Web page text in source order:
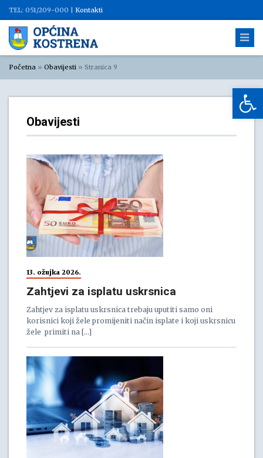
TEL: 051/209-000 | Kontakti
Početna » Obavijesti » Stranica 9
Obavijesti
13. ožujka 2026.
Zahtjevi za isplatu uskrsnica
Zahtjev za isplatu uskrsnica trebaju uputiti samo oni
korisnici koji žele promijeniti način isplate i koji uskrsnicu
žele primiti na […]